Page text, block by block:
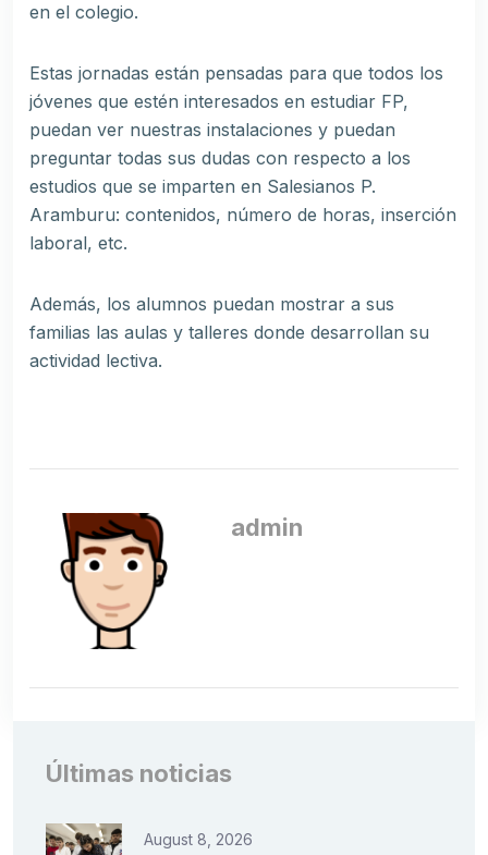
en el colegio.
Estas jornadas están pensadas para que todos los
jóvenes que estén interesados en estudiar FP,
puedan ver nuestras instalaciones y puedan
preguntar todas sus dudas con respecto a los
estudios que se imparten en Salesianos P.
Aramburu: contenidos, número de horas, inserción
laboral, etc.
Además, los alumnos puedan mostrar a sus
familias las aulas y talleres donde desarrollan su
actividad lectiva.
admin
Últimas noticias
August 8, 2026